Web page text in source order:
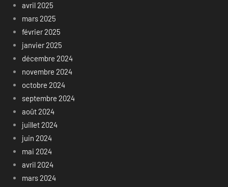
avril 2025
mars 2025
février 2025
janvier 2025
décembre 2024
novembre 2024
octobre 2024
septembre 2024
août 2024
juillet 2024
juin 2024
mai 2024
avril 2024
mars 2024